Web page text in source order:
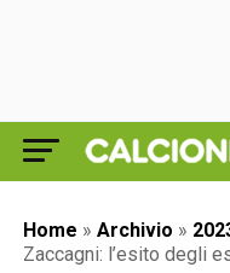
Home » Archivio »
Zaccagni: l’esito degli